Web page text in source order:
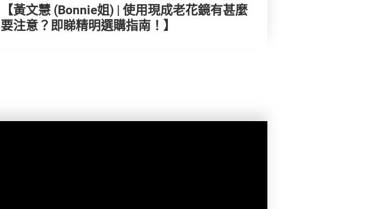
【黃文慧 (Bonnie姐) | 使用現成老花鏡有甚麼
要注意？即睇精明選購指南！】